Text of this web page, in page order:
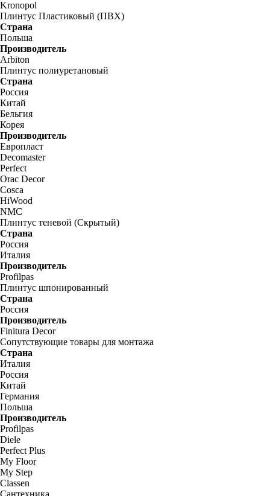
Kronopol
Плинтус Пластиковый (ПВХ)
Страна
Польша
Производитель
Arbiton
Плинтус полиуретановый
Страна
Россия
Китай
Бельгия
Корея
Производитель
Европласт
Decomaster
Perfect
Orac Decor
Cosca
HiWood
NMC
Плинтус теневой (Скрытый)
Страна
Россия
Италия
Производитель
Profilpas
Плинтус шпонированный
Страна
Россия
Производитель
Finitura Decor
Сопутствующие товары для монтажа
Страна
Италия
Россия
Китай
Германия
Польша
Производитель
Profilpas
Diele
Perfect Plus
My Floor
My Step
Classen
Сантехника